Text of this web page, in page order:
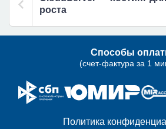
роста
Способы
(счет-фактура за 1
Политика